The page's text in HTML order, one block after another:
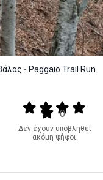
- Paggaio Trail Run
Output format
(star)(star)(star)
(star)
0
Δεν έχουν υποβληθεί
ακόμη ψήφοι.